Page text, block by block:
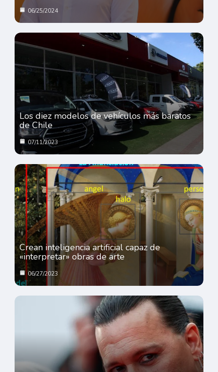
06/25/2024
Los diez modelos de vehículos más baratos
de Chile
07/11/2023
Crean inteligencia artificial capaz de
«interpretar» obras de arte
06/27/2023